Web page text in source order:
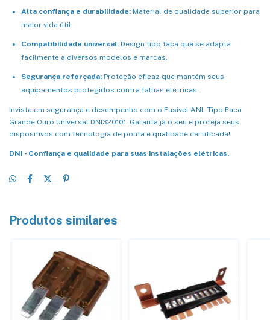
Alta confiança e durabilidade: Material de qualidade superior para
maior vida útil.
Compatibilidade universal: Design tipo faca que se adapta
facilmente a diversos modelos e marcas.
Segurança reforçada: Proteção eficaz que mantém seus
equipamentos protegidos contra falhas elétricas.
Invista em segurança e desempenho com o Fusível ANL Tipo Faca
Grande Ouro Universal DNI320101. Garanta já o seu e proteja seus
dispositivos com tecnologia de ponta e qualidade certificada!
DNI - Confiança e qualidade para suas instalações elétricas.
Produtos similares